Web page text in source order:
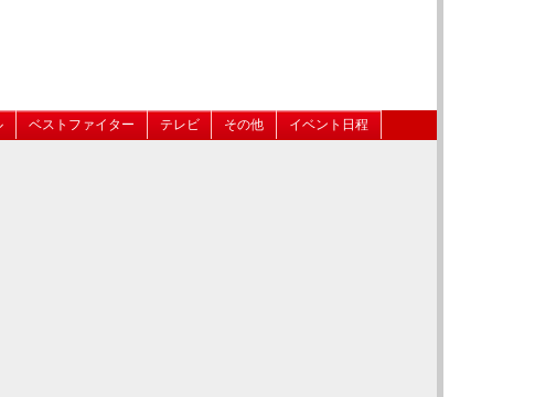
ベストファイター テレビ その他 イベント日程